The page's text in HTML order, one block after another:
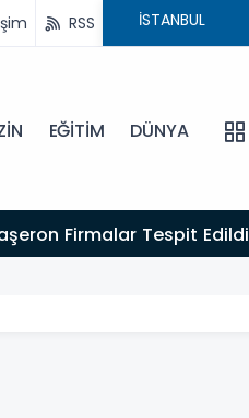
RSS
EĞİTİM DÜNYA
Firmalar Tespit Edildi